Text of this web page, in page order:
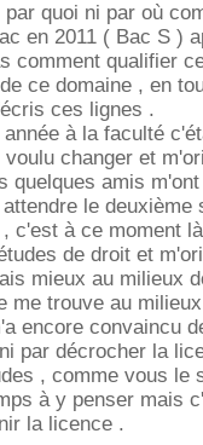
quoi ni par où
en 2011 ( Bac S )
comment qualifier
ce domaine , en
ces lignes .
à la faculté
changer et
quelques amis
le deuxième
c'est à ce moment
de droit et
mieux au milieux
me trouve au
encore convaincu
par décrocher la
, comme vous le
à y penser mais
la licence .